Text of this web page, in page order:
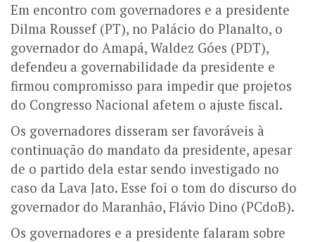
Em encontro com governadores e a presidente
Dilma Roussef (PT), no Palácio do Planalto, o
governador do Amapá, Waldez Góes (PDT),
defendeu a governabilidade da presidente e
firmou compromisso para impedir que projetos
do Congresso Nacional afetem o ajuste fiscal.
Os governadores disseram ser favoráveis à
continuação do mandato da presidente, apesar
de o partido dela estar sendo investigado no
caso da Lava Jato. Esse foi o tom do discurso do
governador do Maranhão, Flávio Dino (PCdoB).
Os governadores e a presidente falaram sobre